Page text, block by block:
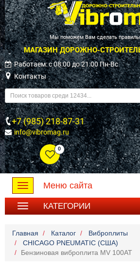
Мы поможем Вам сделать
МАГАЗИН ДОРОЖНО-
Работаем: c 08:00 до 21:00 Пн-Вс
Контакты
+7 (985) 218-87-31
info@vibromag.ru
0
Toggle
navigation
Меню сайта
КАТЕГОРИИ
Главная Каталог
Виброплиты
CHICAGO PNEUMATIC (США)
Бензиновая виброплита MV 100AT